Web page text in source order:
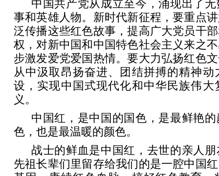
中国共产党从成立至今，涌现出了
事和英雄人物。新时代新征程，要重点
泛传播这些红色故事，提高广大党员干
权，对新中国和中国特色社会主义来之
步激发爱党爱国热情。要大力弘扬红色
从中汲取昂扬奋进、团结拼搏的精神
设，实现中国式现代化和中华民族伟大
义。
中国红，是中国的国色，是最鲜艳
色，也是最温暖的颜色。
战士的鲜血是中国红，去世的亲人
先祖长辈们里留存给我们的是一腔中国